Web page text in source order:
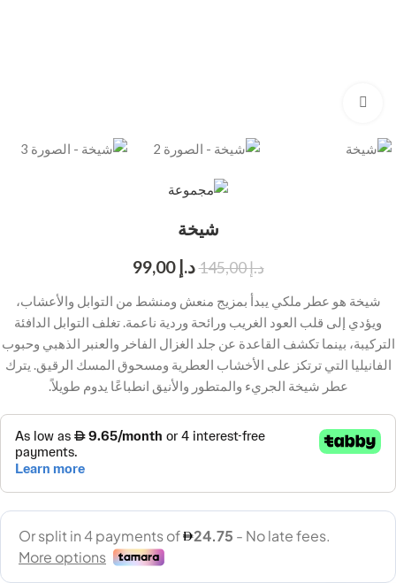
شيخة
د.إ145,00 د.إ 99,00
شيخة هو عطر ملكي يبدأ بمزيج منعش ومنشط من التوابل والأعشاب،
ويؤدي إلى قلب العود الغريب ورائحة وردية ناعمة. تغلف التوابل الدافئة
التركيبة، بينما تكشف القاعدة عن جلد الغزال الفاخر والعنبر الذهبي وحبوب
الفانيليا التي ترتكز على الأخشاب العطرية ومسحوق المسك الرقيق. يترك
عطر شيخة الجريء والمتطور والأنيق انطباعًا يدوم طويلاً.